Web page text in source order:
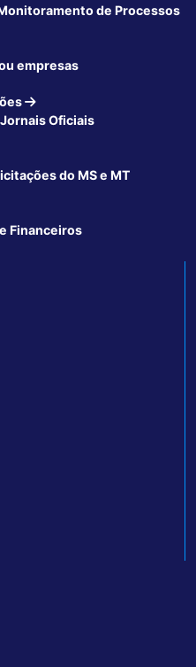
de Processos
empresas
Oficiais
do MS e MT
Financeiros